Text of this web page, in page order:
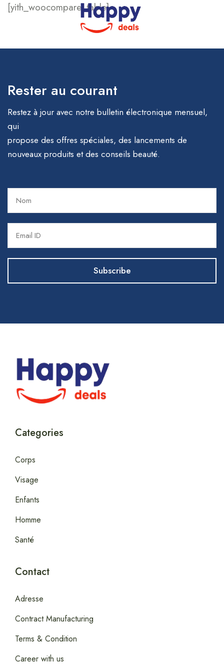
[yith_woocompare_table]
Rester au courant
Restez à jour avec notre bulletin électronique mensuel,
qui
propose des offres spéciales, des lancements de
nouveaux produits et des conseils beauté.
Categories
Corps
Visage
Enfants
Homme
Santé
Contact
Adresse
Contract Manufacturing
Terms & Condition
Career with us